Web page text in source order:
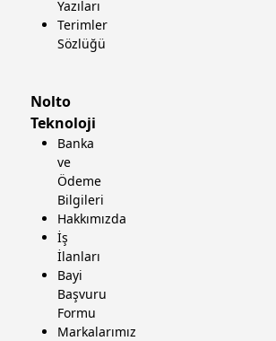
Yazıları
Terimler
Sözlüğü
Nolto
Teknoloji
Banka
ve
Ödeme
Bilgileri
Hakkımızda
İş
İlanları
Bayi
Başvuru
Formu
Markalarımız